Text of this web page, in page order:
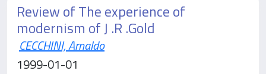
Review of The experience of
modernism of J .R .Gold
CECCHINI, Arnaldo
1999-01-01